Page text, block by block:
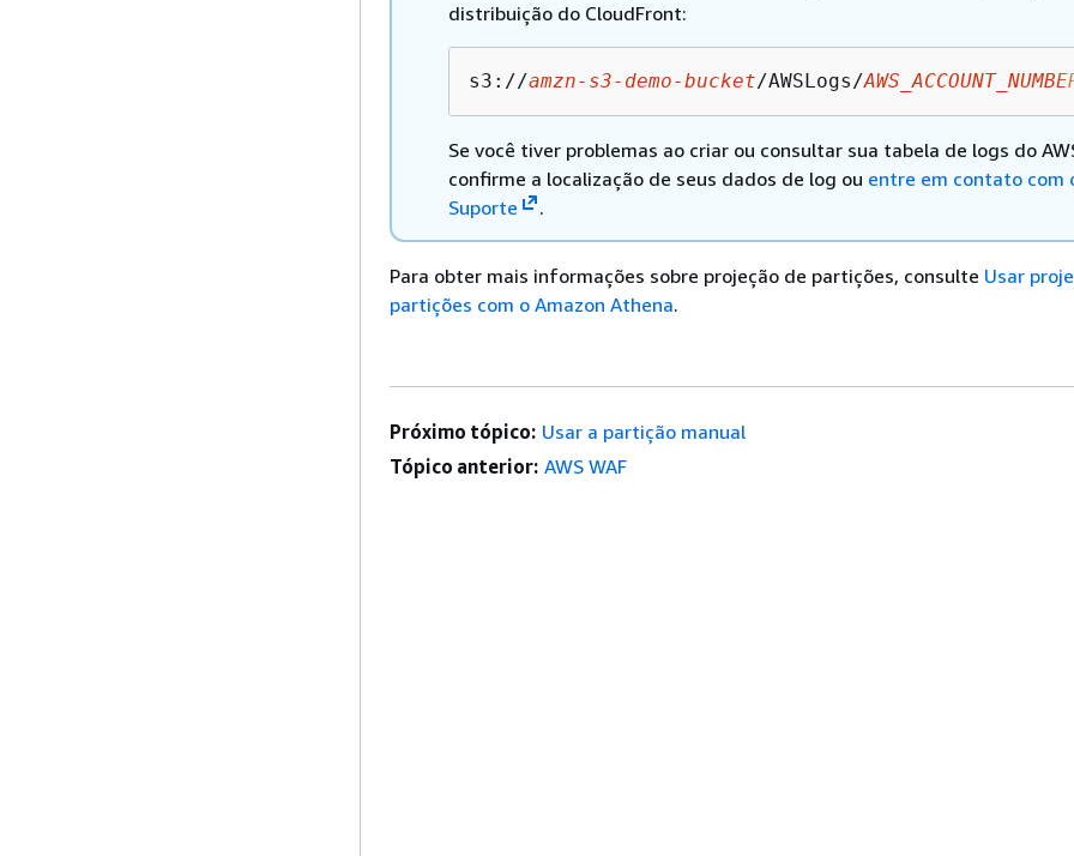
distribuição do CloudFront:
s3://amzn-s3-demo-bucket/AWSLogs/
Se você tiver problemas ao criar ou consultar sua tabela de logs do
confirme a localização de seus dados de log ou entre em contato com
Suporte
.
Para obter mais informações sobre projeção de partições, consulte Usar
partições com o Amazon Athena.
Próximo tópico: Usar a partição manual
Tópico anterior: AWS WAF